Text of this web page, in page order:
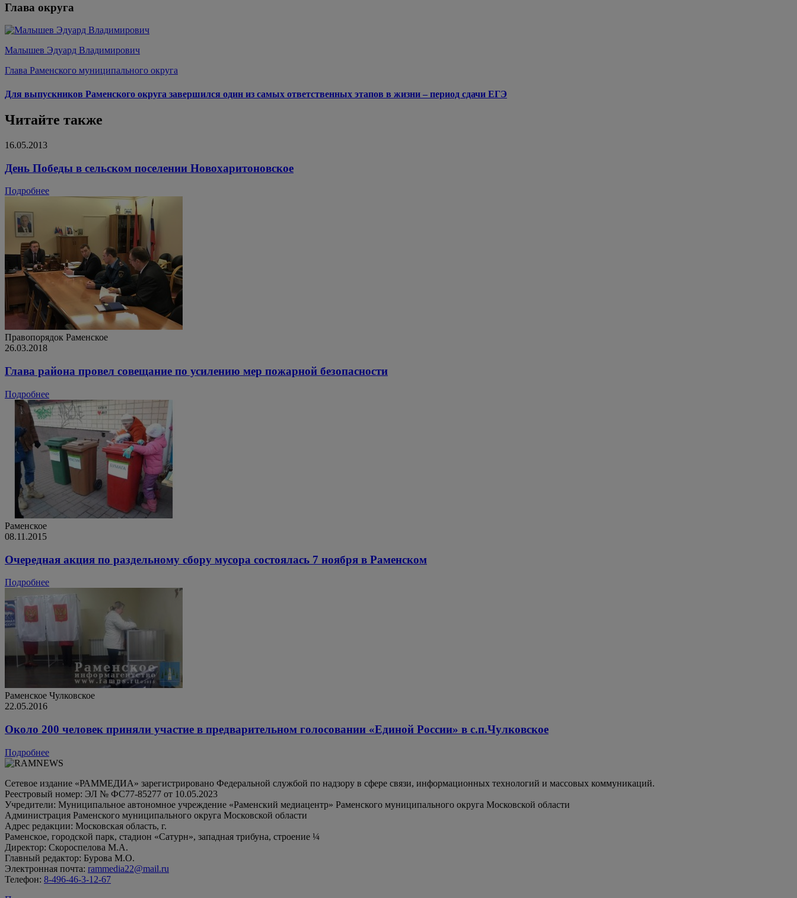
Глава округа
Малышев Эдуард Владимирович
Глава Раменского муниципального округа
Для выпускников Раменского округа завершился один из самых ответственных этапов в жизни – период сдачи ЕГЭ
Читайте также
16.05.2013
День Победы в сельском поселении Новохаритоновское
Подробнее
Правопорядок Раменское
26.03.2018
Глава района провел совещание по усилению мер пожарной безопасности
Подробнее
Раменское
08.11.2015
Очередная акция по раздельному сбору мусора состоялась 7 ноября в Раменском
Подробнее
Раменское Чулковское
22.05.2016
Около 200 человек приняли участие в предварительном голосовании «Единой России» в с.п.Чулковское
Подробнее
Сетевое издание «РАММЕДИА» зарегистрировано Федеральной службой по надзору в сфере связи, информационных технологий и массовых коммуникаций.
Реестровый номер: ЭЛ № ФС77-85277 от 10.05.2023
Учредители: Муниципальное автономное учреждение «Раменский медиацентр» Раменского муниципального округа Московской области
Администрация Раменского муниципального округа Московской области
Адрес редакции: Московская область, г.
Раменское, городской парк, стадион «Сатурн», западная трибуна, строение ¼
Директор: Скороспелова М.А.
Главный редактор: Бурова М.О.
Электронная почта: rammedia22@mail.ru
Телефон: 8-496-46-3-12-67